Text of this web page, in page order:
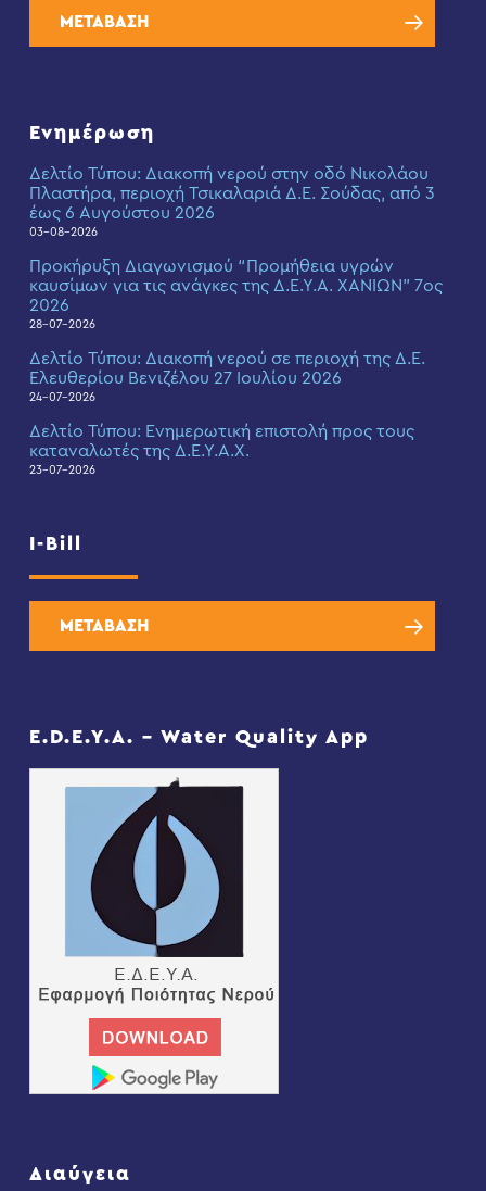
ΜΕΤΑΒΑΣΗ
Ενημέρωση
Δελτίο Τύπου: Διακοπή νερού στην οδό Νικολάου
Πλαστήρα, περιοχή Τσικαλαριά Δ.Ε. Σούδας, από 3
έως 6 Αυγούστου 2026
03-08-2026
Προκήρυξη Διαγωνισμού “Προμήθεια υγρών
καυσίμων για τις ανάγκες της Δ.Ε.Υ.Α. ΧΑΝΙΩΝ” 7ος
2026
28-07-2026
Δελτίο Τύπου: Διακοπή νερού σε περιοχή της Δ.Ε.
Ελευθερίου Βενιζέλου 27 Ιουλίου 2026
24-07-2026
Δελτίο Τύπου: Eνημερωτική επιστολή προς τους
καταναλωτές της Δ.Ε.Υ.Α.Χ.
23-07-2026
I-Bill
ΜΕΤΑΒΑΣΗ
E.D.E.Y.A. – Water Quality App
Διαύγεια